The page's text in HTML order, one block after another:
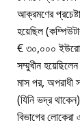
আক্রমণের
হয়েছিল
€ ৩০,০০০ ইউরোরও
সম্মুখীন
মাস পর, অপরাধী
(যিনি ভদ্র
বিভাগের লোকেরা